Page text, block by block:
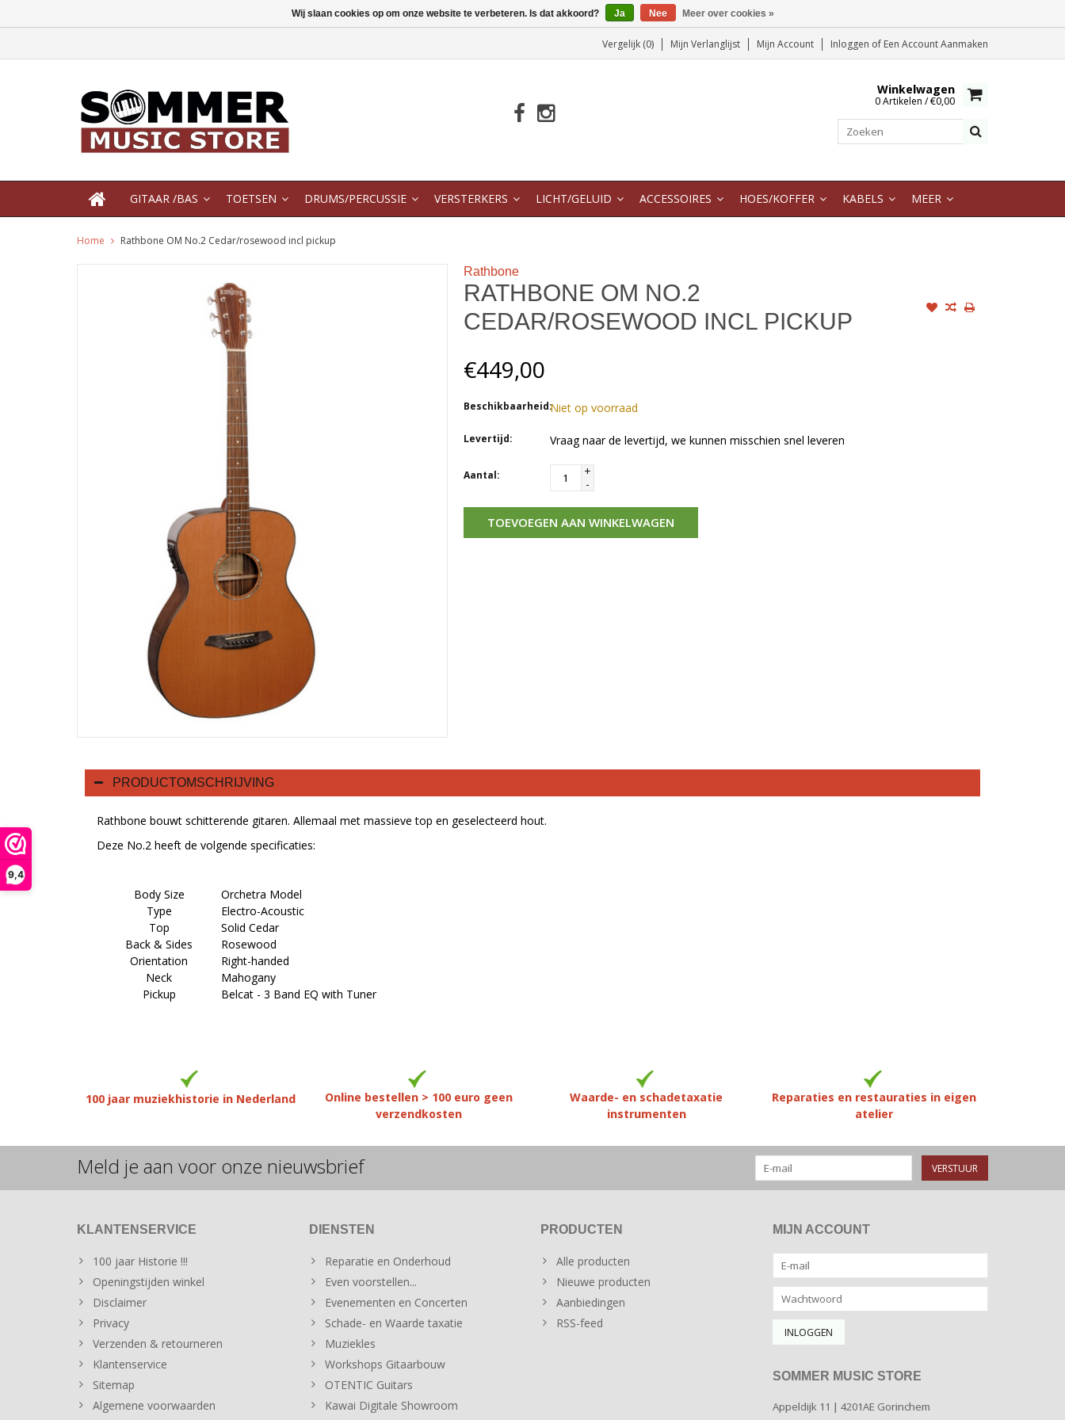
9,4
Vergelijk (0) Mijn Verlanglijst Mijn Account Inloggen of Een Account Aanmaken
Winkelwagen
0 Artikelen / €0,00
GITAAR /BAS TOETSEN DRUMS/PERCUSSIE VERSTERKERS LICHT/GELUID ACCESSOIRES HOES/KOFFER KABELS MEER
Home Rathbone OM No.2 Cedar/rosewood incl pickup
Rathbone
RATHBONE OM NO.2
CEDAR/ROSEWOOD INCL PICKUP
€449,00
Beschikbaarheid:Niet op voorraad
Levertijd: Vraag naar de levertijd, we kunnen misschien snel leveren
Aantal:
+
-
TOEVOEGEN AAN WINKELWAGEN
PRODUCTOMSCHRIJVING
Rathbone bouwt schitterende gitaren. Allemaal met massieve top en geselecteerd hout.
Deze No.2 heeft de volgende specificaties:
Body Size
Orchetra Model
Type
Electro-Acoustic
Top
Solid Cedar
Back & Sides
Rosewood
Orientation
Right-handed
Neck
Mahogany
Pickup
Belcat - 3 Band EQ with Tuner
100 jaar muziekhistorie in Nederland
Online bestellen > 100 euro geen
verzendkosten
Waarde- en schadetaxatie
instrumenten
Reparaties en restauraties in eigen
atelier
Meld je aan voor onze nieuwsbrief VERSTUUR
KLANTENSERVICE
100 jaar Historie !!!
Openingstijden winkel
Disclaimer
Privacy
Verzenden & retourneren
Klantenservice
Sitemap
Algemene voorwaarden
DIENSTEN
Reparatie en Onderhoud
Even voorstellen...
Evenementen en Concerten
Schade- en Waarde taxatie
Muziekles
Workshops Gitaarbouw
OTENTIC Guitars
Kawai Digitale Showroom
PRODUCTEN
Alle producten
Nieuwe producten
Aanbiedingen
RSS-feed
MIJN ACCOUNT
SOMMER MUSIC STORE
Appeldijk 11 | 4201AE Gorinchem
Wij slaan cookies op om onze website te verbeteren. Is dat akkoord? Ja Nee Meer over cookies »